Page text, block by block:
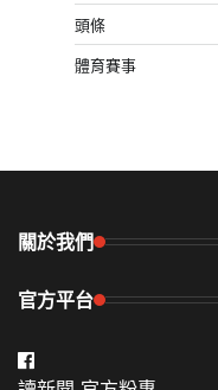
頭條
體育賽事
關於我們
官方平台